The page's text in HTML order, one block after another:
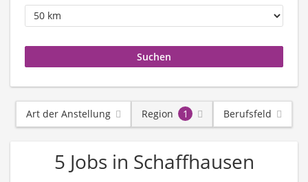
Art der Anstellung Region 1 Berufsfeld
5 Jobs in Schaffhausen